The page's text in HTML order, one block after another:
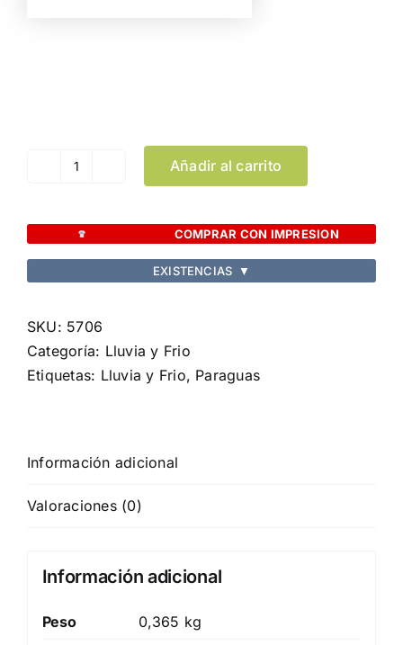
Paraguas
cantidad
Añadir al carrito
COMPRAR CON IMPRESION
EXISTENCIAS ▼
SKU: 5706
Categoría: Lluvia y Frio
Etiquetas: Lluvia y Frio, Paraguas
Información adicional
Valoraciones (0)
Información adicional
Peso
0,365 kg